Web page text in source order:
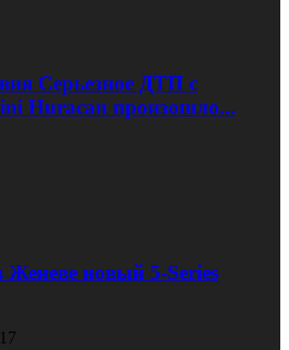
Серьезное ДТП с
Huracan произошло...
Женеве новый 5-Series